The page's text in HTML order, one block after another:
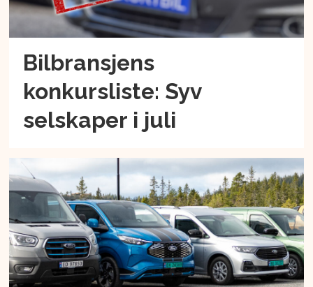
Bilbransjens
konkursliste: Syv
selskaper i juli